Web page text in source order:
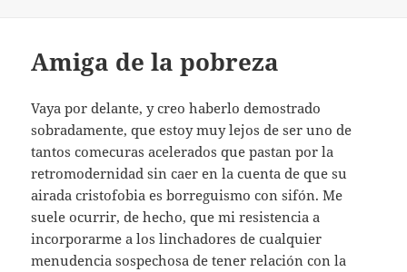
Amiga de la pobreza
Vaya por delante, y creo haberlo demostrado
sobradamente, que estoy muy lejos de ser uno de
tantos comecuras acelerados que pastan por la
retromodernidad sin caer en la cuenta de que su
airada cristofobia es borreguismo con sifón. Me
suele ocurrir, de hecho, que mi resistencia a
incorporarme a los linchadores de cualquier
menudencia sospechosa de tener relación con la